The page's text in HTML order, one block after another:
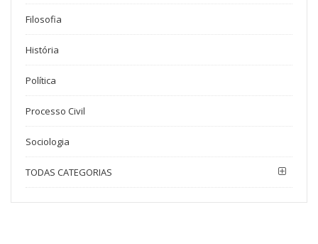
Filosofia
História
Política
Processo Civil
Sociologia
TODAS CATEGORIAS